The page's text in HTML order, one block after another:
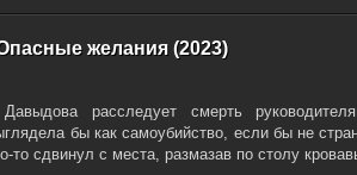
желания (2023)
Давыдова расследует смерть
бы как самоубийство, если бы не
то сдвинул с места, размазав по столу